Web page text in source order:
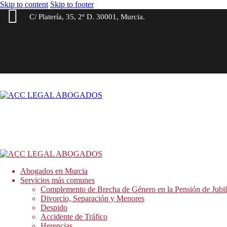
Skip to content Skip to footer
C/ Platería, 35, 2º D. 30001, Murcia.
Abogados en Murcia
Servicios más comunes
Complemento de Brecha de Género en la Pensión de
Divorcio, Separación y Menores
Despido
Accidente de Tráfico